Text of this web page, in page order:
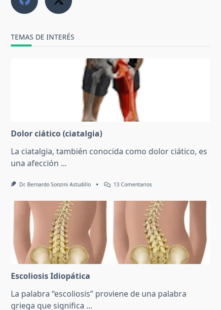
TEMAS DE INTERÉS
Dolor ciático (ciatalgia)
La ciatalgia, también conocida como dolor ciático, es
una afección ...
Dr. Bernardo Sonzini Astudillo 13 ComentariosEn
(ciatalgia)
Escoliosis Idiopática
La palabra “escoliosis” proviene de una palabra
griega que significa ...